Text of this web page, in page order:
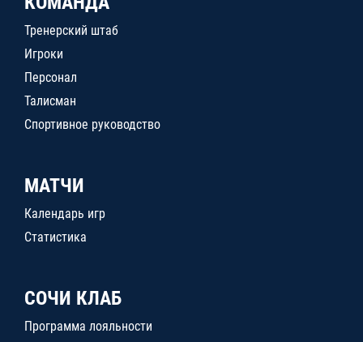
Тренерский штаб
Игроки
Персонал
Талисман
Спортивное руководство
МАТЧИ
Календарь игр
Статистика
СОЧИ КЛАБ
Программа лояльности